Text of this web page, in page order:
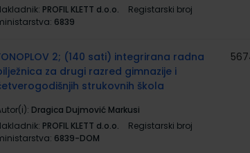
PROFIL KLETT d.o.o.
Registarski broj
6839
2; (140 sati) integrirana radna
za drugi razred gimnazije i
strukovnih škola
Dragica Dujmović Markusi
PROFIL KLETT d.o.o.
Registarski broj
6839-DOM